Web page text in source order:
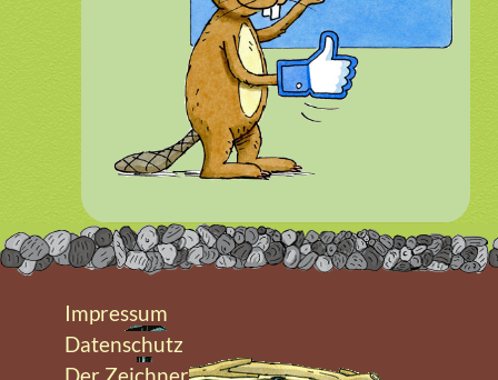
Impressum
Datenschutz
Der Zeichner